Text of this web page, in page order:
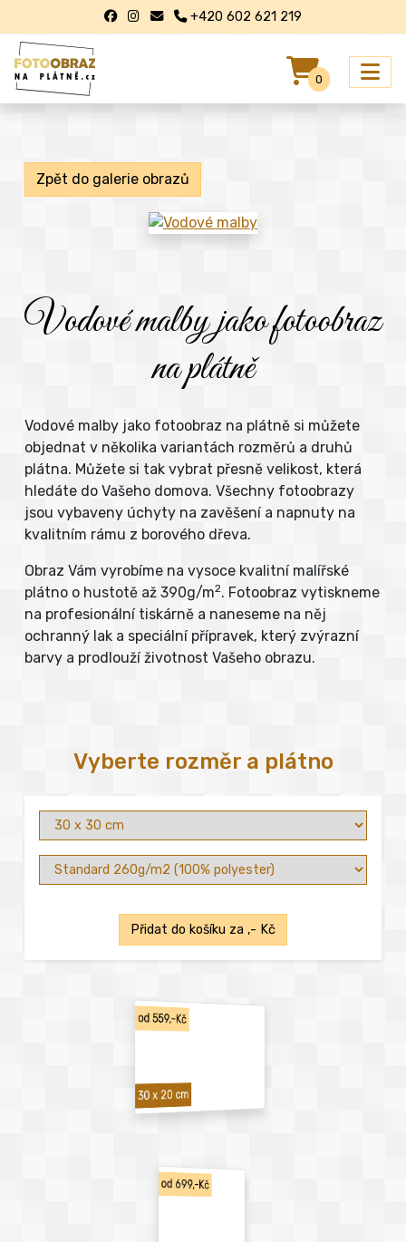
+420 602 621 219
0
Zpět do galerie obrazů
Vodové malby jako fotoobraz
na plátně
Vodové malby jako fotoobraz na plátně si můžete
objednat v několika variantách rozměrů a druhů
plátna. Můžete si tak vybrat přesně velikost, která
hledáte do Vašeho domova. Všechny fotoobrazy
jsou vybaveny úchyty na zavěšení a napnuty na
kvalitním rámu z borového dřeva.
Obraz Vám vyrobíme na vysoce kvalitní malířské
plátno o hustotě až 390g/m2. Fotoobraz vytiskneme
na profesionální tiskárně a naneseme na něj
ochranný lak a speciální přípravek, který zvýrazní
barvy a prodlouží životnost Vašeho obrazu.
Vyberte rozměr a plátno
Přidat do košíku za ,- Kč
od 559,-Kč
30 x 20 cm
od 699,-Kč